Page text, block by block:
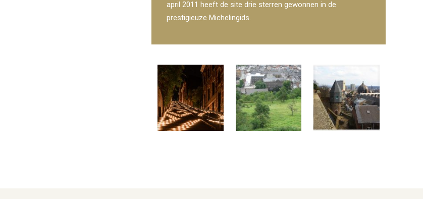
april 2011 heeft de site drie sterren gewonnen in de
prestigieuze Michelingids.